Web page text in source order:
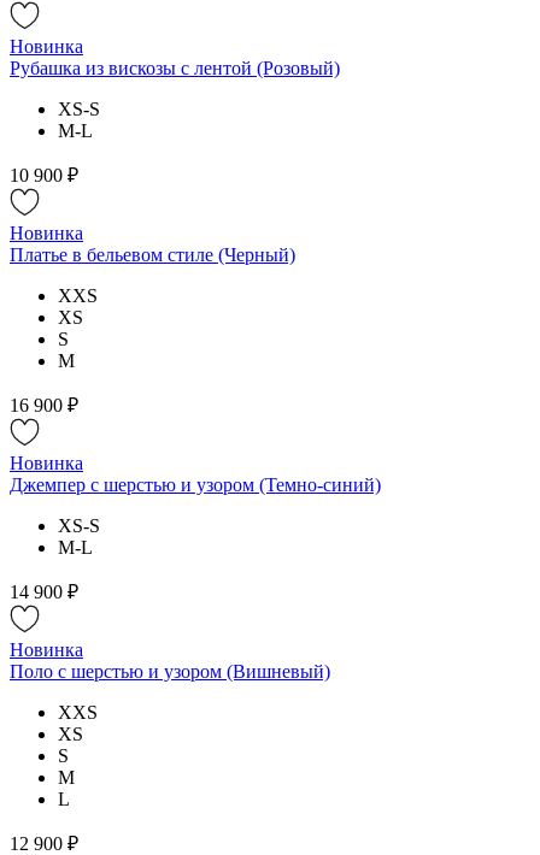
Новинка
Рубашка из вискозы с лентой (Розовый)
XS-S
M-L
10 900 ₽
Новинка
Платье в бельевом стиле (Черный)
XXS
XS
S
M
16 900 ₽
Новинка
Джемпер с шерстью и узором (Темно-синий)
XS-S
M-L
14 900 ₽
Новинка
Поло с шерстью и узором (Вишневый)
XXS
XS
S
M
L
12 900 ₽